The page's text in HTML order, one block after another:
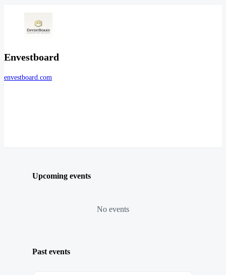
Envestboard
envestboard.com
Upcoming events
No events
Past events